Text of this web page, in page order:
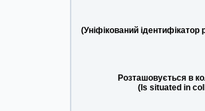
(Уніфікований ідентифікатор
Розташовується в
(Is situated in